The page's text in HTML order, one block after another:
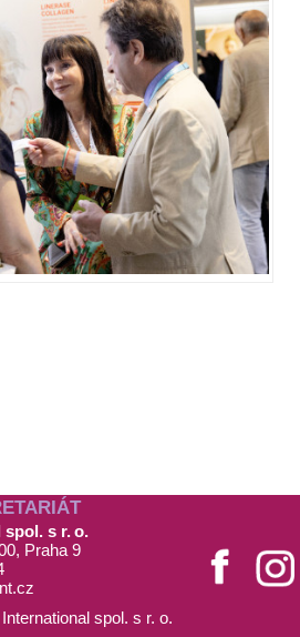
s r. o.
Praha 9
.cz
spol. s r. o.